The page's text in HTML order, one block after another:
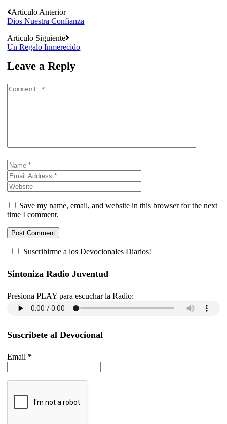
Articulo Anterior
Dios Nuestra Confianza
Articulo Siguiente
Un Regalo Inmerecido
Leave a Reply
Save my name, email, and website in this browser for the next
time I comment.
Suscribirme a los Devocionales Diarios!
Sintoniza Radio Juventud
Presiona PLAY para escuchar la Radio:
Suscribete al Devocional
Email*